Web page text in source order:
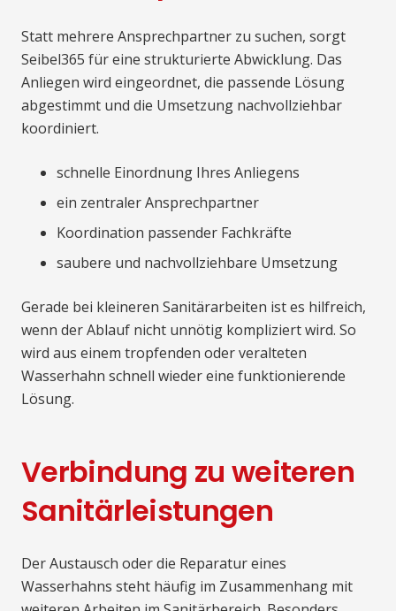
Statt mehrere Ansprechpartner zu suchen, sorgt
Seibel365 für eine strukturierte Abwicklung. Das
Anliegen wird eingeordnet, die passende Lösung
abgestimmt und die Umsetzung nachvollziehbar
koordiniert.
schnelle Einordnung Ihres Anliegens
ein zentraler Ansprechpartner
Koordination passender Fachkräfte
saubere und nachvollziehbare Umsetzung
Gerade bei kleineren Sanitärarbeiten ist es hilfreich,
wenn der Ablauf nicht unnötig kompliziert wird. So
wird aus einem tropfenden oder veralteten
Wasserhahn schnell wieder eine funktionierende
Lösung.
Verbindung zu weiteren
Sanitärleistungen
Der Austausch oder die Reparatur eines
Wasserhahns steht häufig im Zusammenhang mit